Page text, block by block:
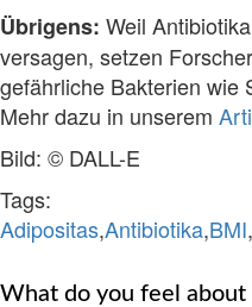
Übrigens: Weil
versagen, setzen
gefährliche Bakterien wie
Mehr dazu in unserem
Bild: © DALL-E
Tags:
Adipositas,Antibiotika,BMI,
What do you feel about